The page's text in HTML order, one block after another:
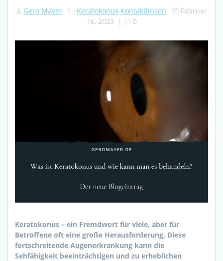
Gero Mayer Keratokonus Kontaktlinsen
Februar
16, 2023 | 0
Keratokonus – ein Fremdwort für viele, aber für
Betroffene oft eine große Herausforderung. Diese
fortschreitende Augenerkrankung kann die
Sehfähigkeit beeinträchtigen und zu erheblichen